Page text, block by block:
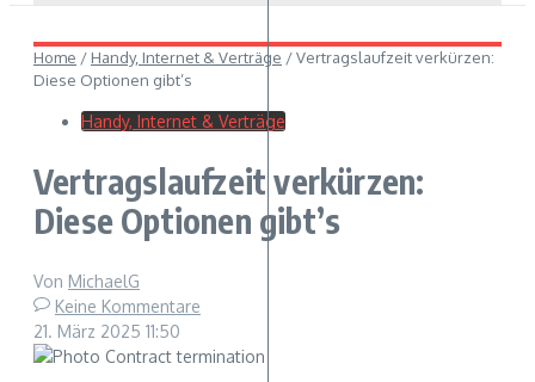
Home / Handy, Internet & Verträge /Vertragslaufzeit verkürzen:
Diese Optionen gibt’s
Handy, Internet & Verträge
Vertragslaufzeit verkürzen:
Diese Optionen gibt’s
Von MichaelG
Keine Kommentare
21. März 2025 11:50